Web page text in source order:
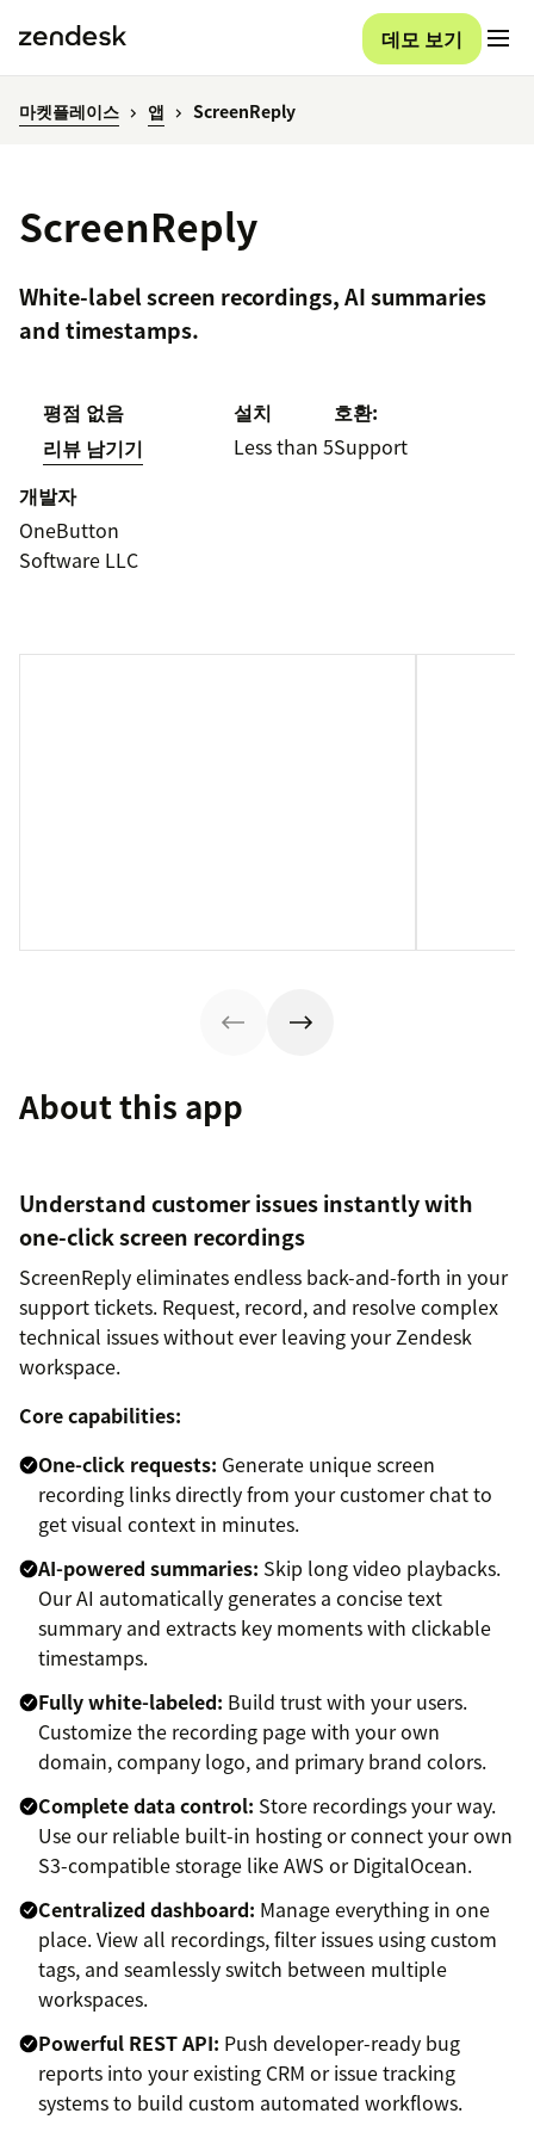
데모 보기
마켓플레이스 앱 ScreenReply
ScreenReply
White-label screen recordings, AI summaries
and timestamps.
평점 없음
리뷰 남기기
설치
Less than 5
호환:
Support
개발자
OneButton
Software LLC
About this app
Understand customer issues instantly with
one-click screen recordings
ScreenReply eliminates endless back-and-forth in your
support tickets. Request, record, and resolve complex
technical issues without ever leaving your Zendesk
workspace.
Core capabilities:
One-click requests: Generate unique screen
recording links directly from your customer chat to
get visual context in minutes.
AI-powered summaries: Skip long video playbacks.
Our AI automatically generates a concise text
summary and extracts key moments with clickable
timestamps.
Fully white-labeled: Build trust with your users.
Customize the recording page with your own
domain, company logo, and primary brand colors.
Complete data control: Store recordings your way.
Use our reliable built-in hosting or connect your own
S3-compatible storage like AWS or DigitalOcean.
Centralized dashboard: Manage everything in one
place. View all recordings, filter issues using custom
tags, and seamlessly switch between multiple
workspaces.
Powerful REST API: Push developer-ready bug
reports into your existing CRM or issue tracking
systems to build custom automated workflows.